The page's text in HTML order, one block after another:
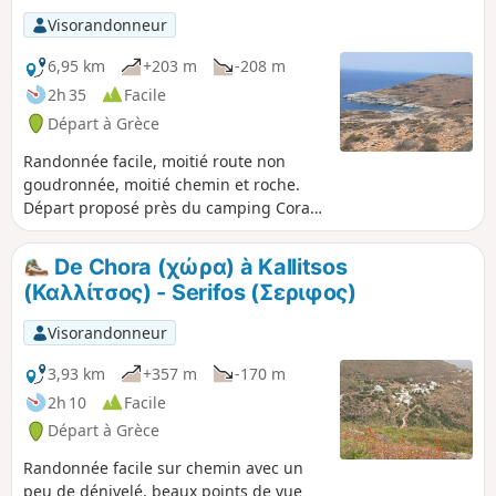
Visorandonneur
6,95 km
+203 m
-208 m
2h 35
Facile
Départ à Grèce
Randonnée facile, moitié route non
goudronnée, moitié chemin et roche.
Départ proposé près du camping Coralli
sur la plage de Livadakia. En voiture, il
est préférable de se garer sur le
parking du port à Livadi . Carte de
Serifos "Anavasi" conseillée.
De Chora (χώρα) à Kallitsos
(Καλλίτσος) - Serifos (Σεριφος)
Visorandonneur
3,93 km
+357 m
-170 m
2h 10
Facile
Départ à Grèce
Randonnée facile sur chemin avec un
peu de dénivelé, beaux points de vue